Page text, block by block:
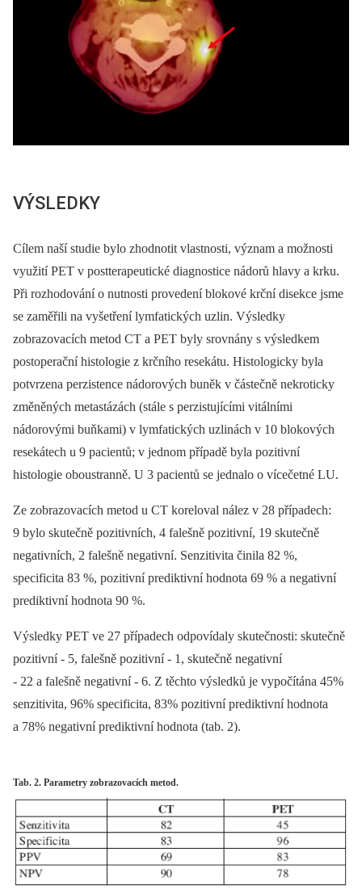
VÝSLEDKY
Cílem naší studie bylo zhodnotit vlastnosti, význam a možnosti
využití PET v postterapeutické diagnostice nádorů hlavy a krku.
Při rozhodování o nutnosti provedení blokové krční disekce jsme
se zaměřili na vyšetření lymfatických uzlin. Výsledky
zobrazovacích metod CT a PET byly srovnány s výsledkem
postoperační histologie z krčního resekátu. Histologicky byla
potvrzena perzistence nádorových buněk v částečně nekroticky
změněných metastázách (stále s perzistujícími vitálními
nádorovými buňkami) v lymfatických uzlinách v 10 blokových
resekátech u 9 pacientů; v jednom případě byla pozitivní
histologie oboustranně. U 3 pacientů se jednalo o vícečetné LU.
Ze zobrazovacích metod u CT koreloval nález v 28 případech:
9 bylo skutečně pozitivních, 4 falešně pozitivní, 19 skutečně
negativních, 2 falešně negativní. Senzitivita činila 82 %,
specificita 83 %, pozitivní prediktivní hodnota 69 % a negativní
prediktivní hodnota 90 %.
Výsledky PET ve 27 případech odpovídaly skutečnosti: skutečně
pozitivní -⁠ 5, falešně pozitivní -⁠ 1, skutečně negativní
-⁠ 22 a falešně negativní -⁠ 6. Z těchto výsledků je vypočítána 45%
senzitivita, 96% specificita, 83% pozitivní prediktivní hodnota
a 78% negativní prediktivní hodnota (tab. 2).
Tab. 2. Parametry zobrazovacích metod.